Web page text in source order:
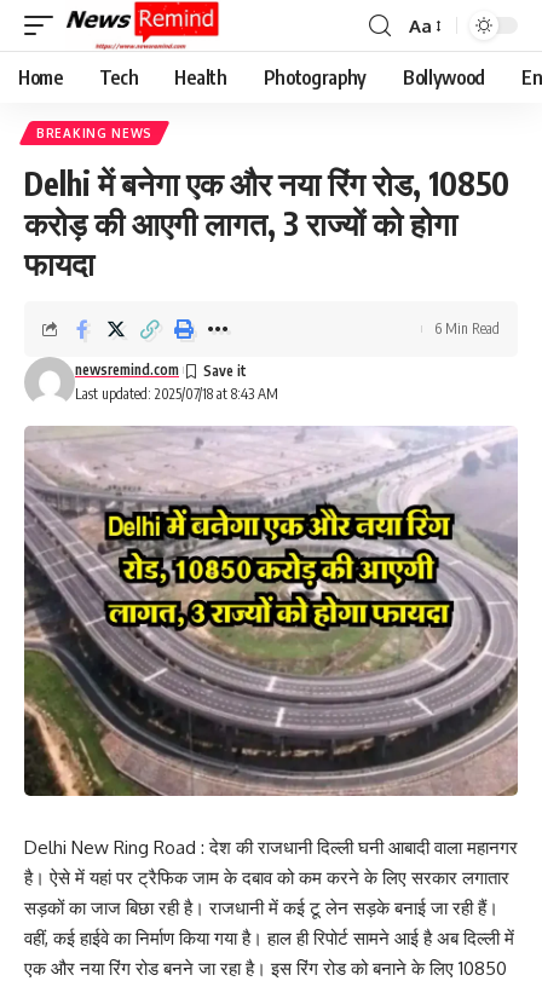
Font
Resizer
Aa
Home Tech Health Photography Bollywood
BREAKING NEWS
Delhi में बनेगा एक और नया रिंग रोड, 10850
करोड़ की आएगी लागत, 3 राज्यों को होगा
फायदा
Last updated: 2025/07/18 at 8:43 AM
newsremind.com
6 Min Read
Delhi New Ring Road : देश की राजधानी दिल्ली घनी आबादी वाला महानगर
है। ऐसे में यहां पर ट्रैफिक जाम के दबाव को कम करने के लिए सरकार लगातार
सड़कों का जाज बिछा रही है। राजधानी में कई टू लेन सड़के बनाई जा रही हैं।
वहीं, कई हाईवे का निर्माण किया गया है। हाल ही रिपोर्ट सामने आई है अब दिल्ली में
एक और नया रिंग रोड बनने जा रहा है। इस रिंग रोड को बनाने के लिए 10850